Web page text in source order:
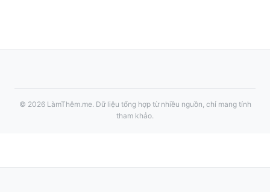
© 2026 LàmThêm.me. Dữ liệu tổng hợp từ nhiều nguồn, chỉ mang tính
tham khảo.